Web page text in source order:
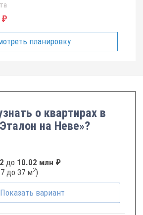
₽
планировку
о квартирах в
на Неве»?
до 10.02 млн ₽
до 37 м2)
Показать вариант